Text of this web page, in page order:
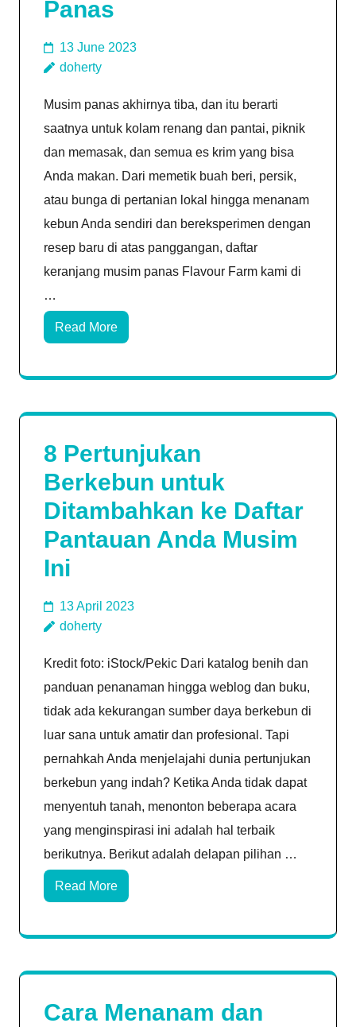
Panas
13 June 2023
doherty
Musim panas akhirnya tiba, dan itu berarti
saatnya untuk kolam renang dan pantai, piknik
dan memasak, dan semua es krim yang bisa
Anda makan. Dari memetik buah beri, persik,
atau bunga di pertanian lokal hingga menanam
kebun Anda sendiri dan bereksperimen dengan
resep baru di atas panggangan, daftar
keranjang musim panas Flavour Farm kami di
…
Read More
8 Pertunjukan
Berkebun untuk
Ditambahkan ke Daftar
Pantauan Anda Musim
Ini
13 April 2023
doherty
Kredit foto: iStock/Pekic Dari katalog benih dan
panduan penanaman hingga weblog dan buku,
tidak ada kekurangan sumber daya berkebun di
luar sana untuk amatir dan profesional. Tapi
pernahkah Anda menjelajahi dunia pertunjukan
berkebun yang indah? Ketika Anda tidak dapat
menyentuh tanah, menonton beberapa acara
yang menginspirasi ini adalah hal terbaik
berikutnya. Berikut adalah delapan pilihan …
Read More
Cara Menanam dan